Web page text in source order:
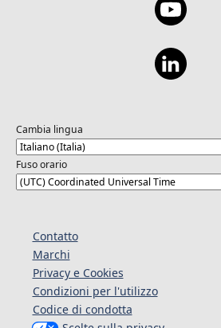
Cambia lingua
Fuso orario
Contatto
Marchi
Privacy e Cookies
Condizioni per l'utilizzo
Codice di condotta